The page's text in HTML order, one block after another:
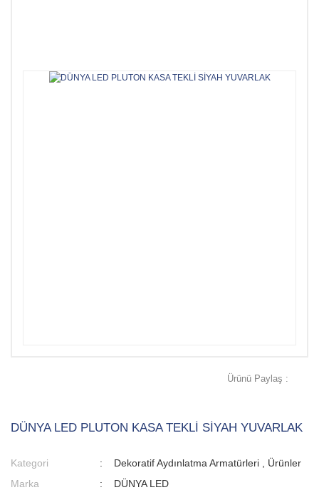
Ürünü Paylaş :
DÜNYA LED PLUTON KASA TEKLİ SİYAH YUVARLAK
Kategori Dekoratif Aydınlatma Armatürleri
Ürünler
Marka
DÜNYA LED